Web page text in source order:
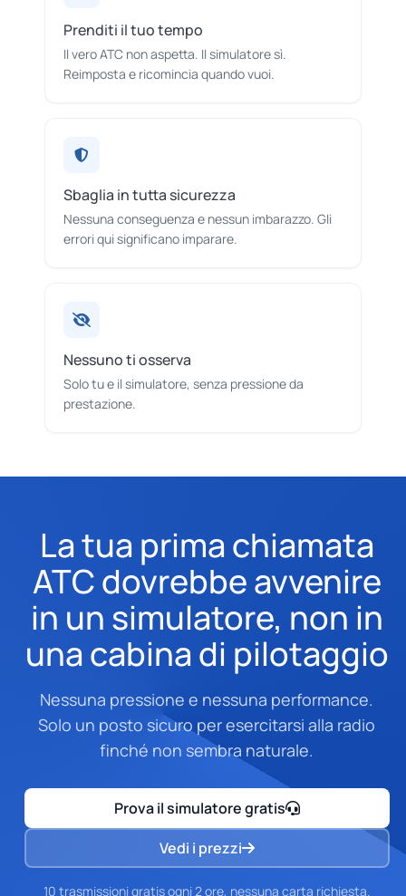
Prenditi il tuo tempo
Il vero ATC non aspetta. Il simulatore sì.
Reimposta e ricomincia quando vuoi.
Sbaglia in tutta sicurezza
Nessuna conseguenza e nessun imbarazzo. Gli
errori qui significano imparare.
Nessuno ti osserva
Solo tu e il simulatore, senza pressione da
prestazione.
La tua prima chiamata
ATC dovrebbe avvenire
in un simulatore, non in
una cabina di pilotaggio
Nessuna pressione e nessuna performance.
Solo un posto sicuro per esercitarsi alla radio
finché non sembra naturale.
Prova il simulatore gratis
Vedi i prezzi
10 trasmissioni gratis ogni 2 ore, nessuna carta richiesta.